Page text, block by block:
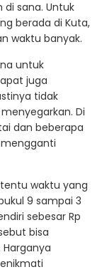
sana. Untuk
berada di Kuta,
waktu banyak.
untuk
juga
tidak
Di
dan beberapa
waktu yang
9 sampai 3
sebesar Rp
bisa